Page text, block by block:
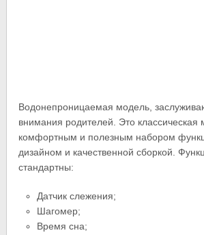
Водонепроницаемая модель,
внимания родителей. Это классическая
комфортным и полезным набором
дизайном и качественной сборкой.
стандартны:
Датчик слежения;
Шагомер;
Время сна;